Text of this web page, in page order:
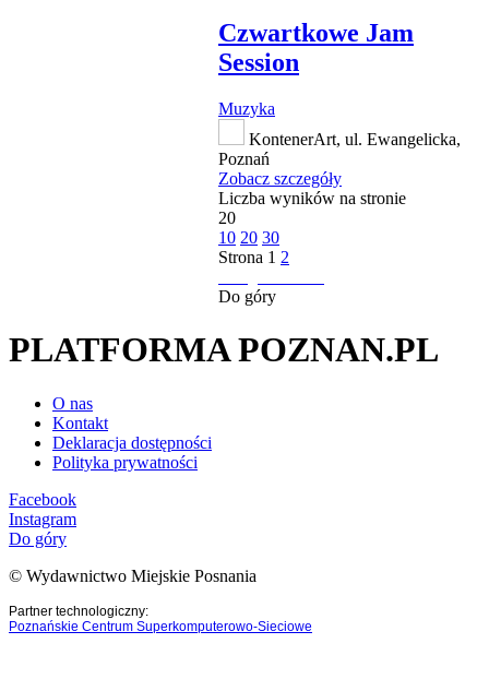
Czwartkowe Jam
Session
Muzyka
KontenerArt, ul. Ewangelicka,
Poznań
Zobacz szczegóły
Liczba wyników na stronie
20
10 20 30
Strona 1 2
Do góry
PLATFORMA POZNAN.PL
O nas
Kontakt
Deklaracja dostępności
Polityka prywatności
Facebook
Instagram
Do góry
© Wydawnictwo Miejskie Posnania
Partner technologiczny:
Poznańskie Centrum Superkomputerowo-Sieciowe